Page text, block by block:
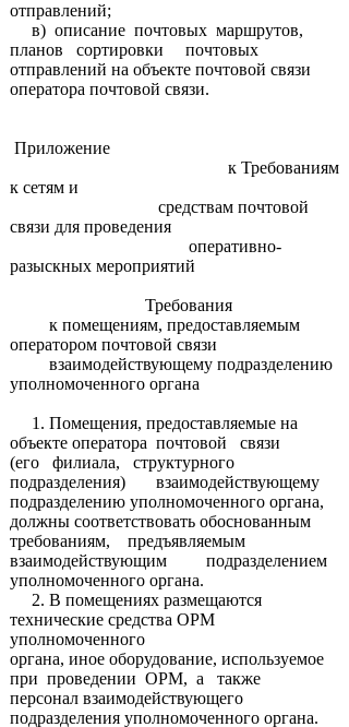
отправлений;
в) описание почтовых маршрутов,
планов сортировки почтовых
отправлений на объекте почтовой связи
оператора почтовой связи.
Приложение
к Требованиям
к сетям и
средствам почтовой
связи для проведения
оперативно-
разыскных мероприятий
Требования
к помещениям, предоставляемым
оператором почтовой связи
взаимодействующему подразделению
уполномоченного органа
1. Помещения, предоставляемые на
объекте оператора почтовой связи
(его филиала, структурного
подразделения) взаимодействующему
подразделению уполномоченного органа,
должны соответствовать обоснованным
требованиям, предъявляемым
взаимодействующим подразделением
уполномоченного органа.
2. В помещениях размещаются
технические средства ОРМ
уполномоченного
органа, иное оборудование, используемое
при проведении ОРМ, а также
персонал взаимодействующего
подразделения уполномоченного органа.